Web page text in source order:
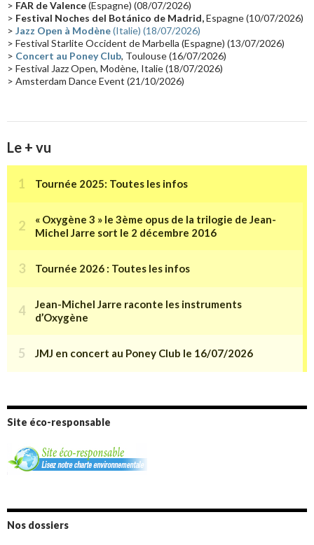
(14) Astronomie (14)
Tournée 2025(14) 2024(14) Chine(13)
> FAR de Valence(Espagne) (08/07/2026)
> Festival Noches del Botánico de Madrid,Espagne (10/07/2026)
> Jazz Open à Modène(Italie) (18/07/2026)
> Festival Starlite Occident de Marbella (Espagne) (13/07/2026)
> Concert au Poney Club, Toulouse (16/07/2026)
> Festival Jazz Open, Modène, Italie (18/07/2026)
> Amsterdam Dance Event (21/10/2026)
Le + vu
Site éco-responsable
Nos dossiers